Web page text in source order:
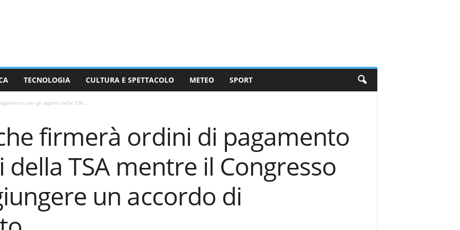
TECNOLOGIA CULTURA E SPETTACOLO METEO SPORT
per gli agenti della TSA...
firmerà ordini di pagamento
della TSA mentre il Congresso
un accordo di